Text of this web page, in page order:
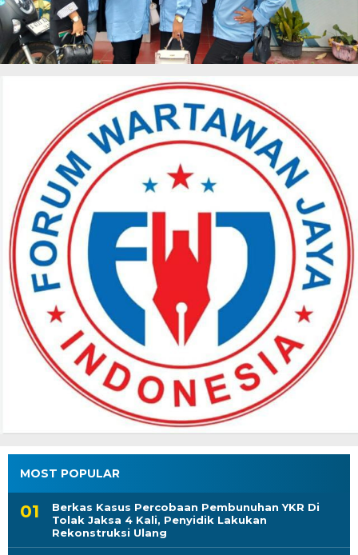
MOST POPULAR
Berkas Kasus Percobaan Pembunuhan YKR Di
Tolak Jaksa 4 Kali, Penyidik Lakukan
Rekonstruksi Ulang